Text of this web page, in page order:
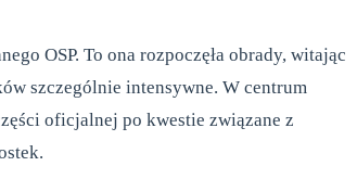
OSP. To ona rozpoczęła obrady, witając
szczególnie intensywne. W centrum
oficjalnej po kwestie związane z